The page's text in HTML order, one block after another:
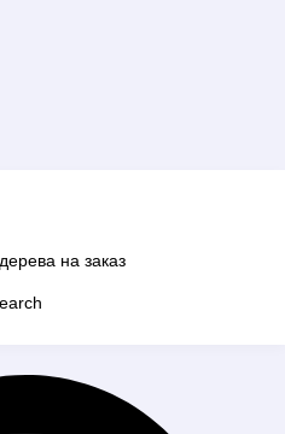
на заказ